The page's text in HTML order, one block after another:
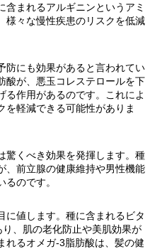
含まれるアルギニンというアミ
様々な慢性疾患のリスクを低減
防にも効果があると言われてい
酸が、悪玉コレステロールを下
る作用があるのです。これによ
を軽減できる可能性がありま
驚くべき効果を発揮します。種
、前立腺の健康維持や男性機能
のです。
に値します。種に含まれるビタ
、肌の老化防止や美肌効果が
れるオメガ-3脂肪酸は、髪の健